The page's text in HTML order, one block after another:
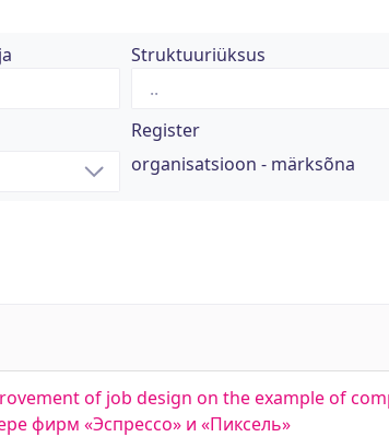
Struktuuriüksus
Register
organisatsioon - märksõna
of job design on the example of
фирм «Эспрессо» и «Пиксель»